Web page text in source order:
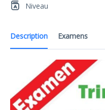
Description Examens
Niveau